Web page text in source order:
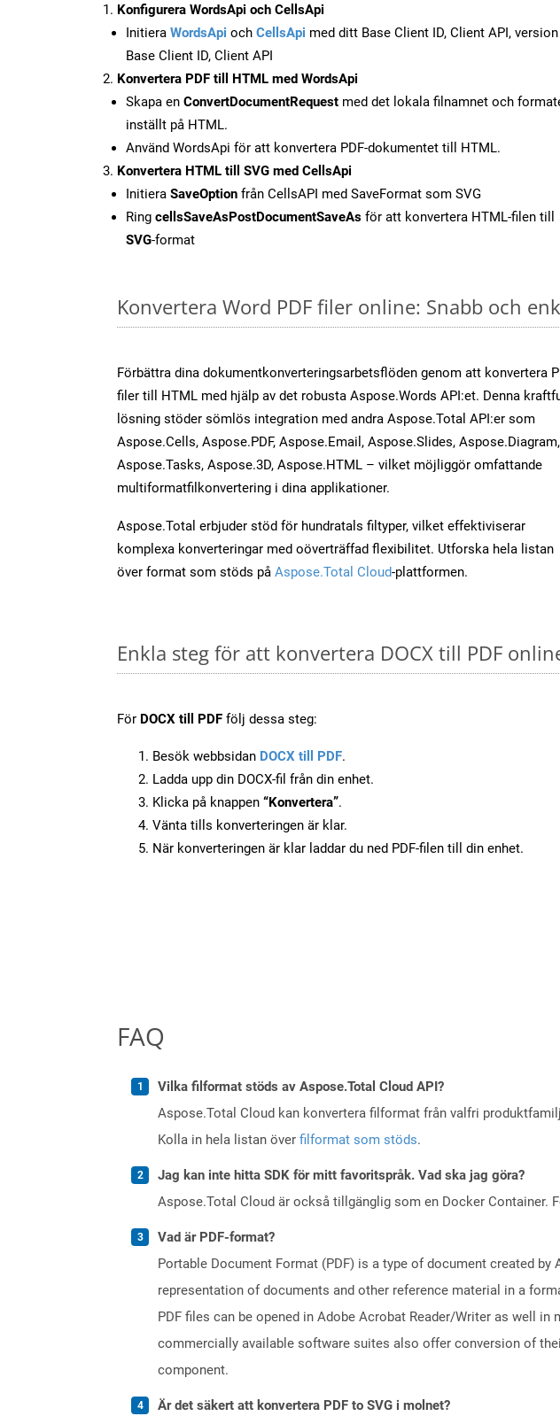
Konfigurera WordsApi och CellsApi
Initiera WordsApi och CellsApi med ditt Base Client ID, Client API, version
Base Client ID, Client API
Konvertera PDF till HTML med WordsApi
Skapa en ConvertDocumentRequest med det lokala filnamnet och
inställt på HTML.
Använd WordsApi för att konvertera PDF-dokumentet till HTML.
Konvertera HTML till SVG med CellsApi
Initiera SaveOption från CellsAPI med SaveFormat som SVG
Ring cellsSaveAsPostDocumentSaveAs för att konvertera HTML-filen till
SVG-format
Konvertera Word PDF filer online: Snabb och
Förbättra dina dokumentkonverteringsarbetsflöden genom att konvertera
filer till HTML med hjälp av det robusta Aspose.Words API:et. Denna
lösning stöder sömlös integration med andra Aspose.Total API:er som
Aspose.Cells, Aspose.PDF, Aspose.Email, Aspose.Slides, Aspose.Diagram,
Aspose.Tasks, Aspose.3D, Aspose.HTML – vilket möjliggör omfattande
multiformatfilkonvertering i dina applikationer.
Aspose.Total erbjuder stöd för hundratals filtyper, vilket effektiviserar
komplexa konverteringar med oöverträffad flexibilitet. Utforska hela listan
över format som stöds på Aspose.Total Cloud-plattformen.
Enkla steg för att konvertera DOCX till PDF
För DOCX till PDF följ dessa steg:
Besök webbsidan DOCX till PDF.
Ladda upp din DOCX-fil från din enhet.
Klicka på knappen “Konvertera”.
Vänta tills konverteringen är klar.
När konverteringen är klar laddar du ned PDF-filen till din enhet.
FAQ
Vilka filformat stöds av Aspose.Total Cloud API?
Aspose.Total Cloud kan konvertera filformat från valfri
Kolla in hela listan över filformat som stöds.
Jag kan inte hitta SDK för mitt favoritspråk. Vad ska jag göra?
Aspose.Total Cloud är också tillgänglig som en Docker Container.
Vad är PDF-format?
Portable Document Format (PDF) is a type of document created
representation of documents and other reference material in a
PDF files can be opened in Adobe Acrobat Reader/Writer as well
commercially available software suites also offer conversion of
component.
Är det säkert att konvertera PDF to SVG i molnet?